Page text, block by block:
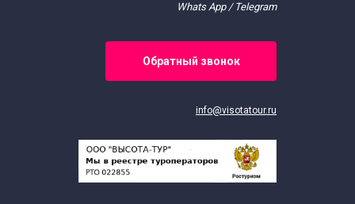
Whats App / Telegram
Обратный звонок
info@visotatour.ru